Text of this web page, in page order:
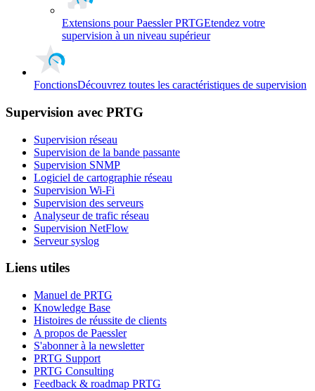
Extensions pour Paessler PRTGEtendez votre
supervision à un niveau supérieur
FonctionsDécouvrez toutes les caractéristiques de supervision
Supervision avec PRTG
Supervision réseau
Supervision de la bande passante
Supervision SNMP
Logiciel de cartographie réseau
Supervision Wi-Fi
Supervision des serveurs
Analyseur de trafic réseau
Supervision NetFlow
Serveur syslog
Liens utiles
Manuel de PRTG
Knowledge Base
Histoires de réussite de clients
A propos de Paessler
S'abonner à la newsletter
PRTG Support
PRTG Consulting
Feedback & roadmap PRTG